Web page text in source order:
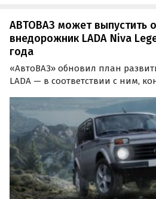
АВТОВАЗ может выпустить
внедорожник LADA Niva
года
«АвтоВАЗ» обновил план
LADA — в соответствии с ним,
2030 года.